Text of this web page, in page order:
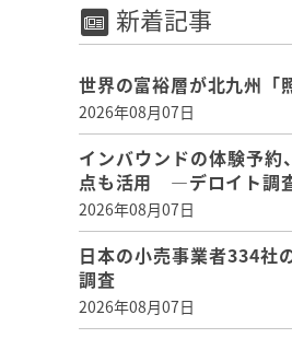
新着記事
世界の富裕層が北九州「
2026年08月07日
インバウンドの体験予
点も活用 ―デロイト調
2026年08月07日
日本の小売事業者334
調査
2026年08月07日